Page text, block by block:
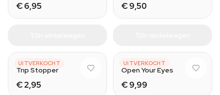
€ 6,95 € 9,50
UITVERKOCHT
AZARIUS
Trip Stopper
€ 2,95
UITVERKOCHT
VISION SEEDS
Open Your Eyes
€ 9,99